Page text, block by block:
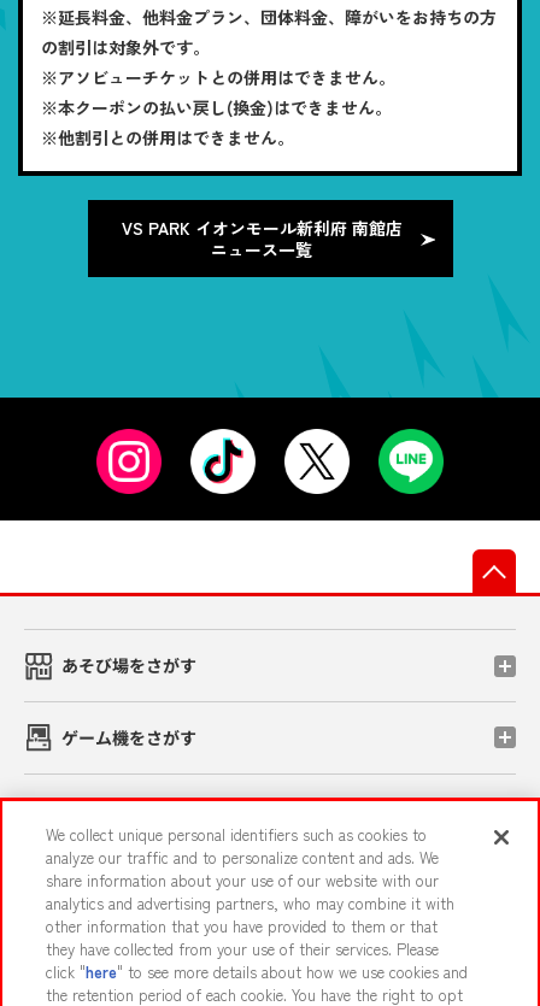
※延長料金、他料金プラン、団体料金、障がいをお持ちの方
の割引は対象外です。
※アソビューチケットとの併用はできません。
※本クーポンの払い戻し(換金)はできません。
※他割引との併用はできません。
VS PARK イオンモール新利府 南館店
ニュース一覧
あそび場をさがす
ゲーム機をさがす
イベント・キャンペーン
関連会社 サステナビリティ サイトポリシー
We collect unique personal identifiers such as cookies to
analyze our traffic and to personalize content and ads. We
share information about your use of our website with our
analytics and advertising partners, who may combine it with
other information that you have provided to them or that
they have collected from your use of their services. Please
click "here" to see more details about how we use cookies and
the retention period of each cookie. You have the right to opt